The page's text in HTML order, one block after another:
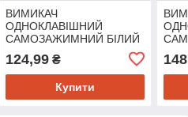
ВИМИКАЧ
ОДНОКЛАВІШНИЙ
САМОЗАЖИМНИЙ БІЛИЙ
124,99₴
Купити